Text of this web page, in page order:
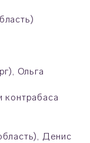
Ольга
контрабаса
Денис